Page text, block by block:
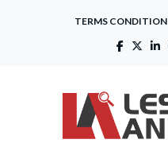
TERMS CONDITION